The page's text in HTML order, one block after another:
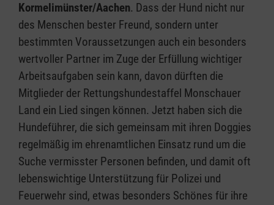
Kormelimünster/Aachen. Dass der Hund nicht nur
des Menschen bester Freund, sondern unter
bestimmten Voraussetzungen auch ein besonders
wertvoller Partner im Zuge der Erfüllung wichtiger
Arbeitsaufgaben sein kann, davon dürften die
Mitglieder der Rettungshundestaffel Monschauer
Land ein Lied singen können. Jetzt haben sich die
Hundeführer, die sich gemeinsam mit ihren Doggies
regelmäßig im ehrenamtlichen Einsatz rund um die
Suche vermisster Personen befinden, und damit oft
lebenswichtige Unterstützung für Polizei und
Feuerwehr sind, etwas besonders Schönes für ihre